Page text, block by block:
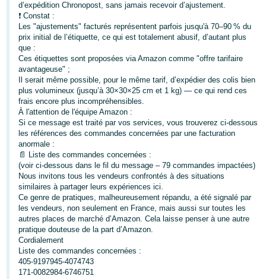
日
本
語
-
JP
한
국
어
-
KR
Español
- ES
English
- FR
Login
S'inscrire
d’expédition Chronopost, sans jamais recevoir d’ajustement.
❗ Constat :
Les "ajustements" facturés représentent parfois jusqu'à 70–90 % du
prix initial de l’étiquette, ce qui est totalement abusif, d’autant plus
que :
Ces étiquettes sont proposées via Amazon comme "offre tarifaire
avantageuse" ;
Il serait même possible, pour le même tarif, d’expédier des colis bien
plus volumineux (jusqu’à 30×30×25 cm et 1 kg) — ce qui rend ces
frais encore plus incompréhensibles.
À l'attention de l'équipe Amazon :
Si ce message est traité par vos services, vous trouverez ci-dessous
les références des commandes concernées par une facturation
anormale :
📄 Liste des commandes concernées :
(voir ci-dessous dans le fil du message – 79 commandes impactées)
Nous invitons tous les vendeurs confrontés à des situations
similaires à partager leurs expériences ici.
Ce genre de pratiques, malheureusement répandu, a été signalé par
les vendeurs, non seulement en France, mais aussi sur toutes les
autres places de marché d’Amazon. Cela laisse penser à une autre
pratique douteuse de la part d’Amazon.
Cordialement
Liste des commandes concernées :
405-9197945-4074743
171-0082984-6746751